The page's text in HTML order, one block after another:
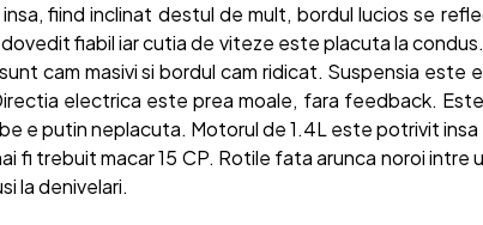
fiind inclinat destul de mult, bordul lucios se
fiabil iar cutia de viteze este placuta la
cam masivi si bordul cam ridicat. Suspensia este
electrica este prea moale, fara feedback.
e putin neplacuta. Motorul de 1.4L este potrivit insa
fi trebuit macar 15 CP. Rotile fata arunca noroi intre
la denivelari.